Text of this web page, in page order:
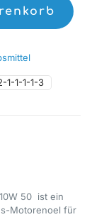
1-1-1-1-3
50 ist ein
Motorenoel für